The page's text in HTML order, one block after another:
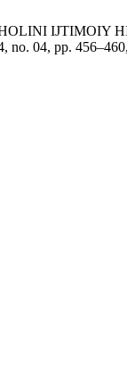
IJTIMOIY
no. 04, pp.